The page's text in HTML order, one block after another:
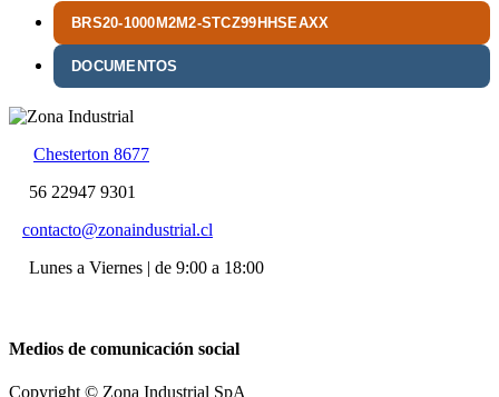
BRS20-1000M2M2-STCZ99HHSEAXX
DOCUMENTOS
Chesterton 8677
56 22947 9301
contacto@zonaindustrial.cl
Lunes a Viernes | de 9:00 a 18:00
Medios de comunicación social
Copyright © Zona Industrial SpA